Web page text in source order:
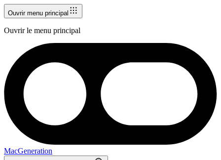
Ouvrir menu principal
Ouvrir le menu principal
MacGeneration